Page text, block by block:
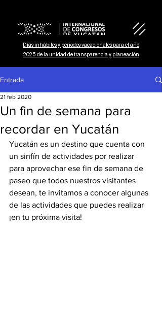
Días inhábiles y periodos vacacionales para el año
2025 de la unidad de transparencia y planeación
Entrada
Un fin de semana para
recordar en Yucatán
21 feb 2020
Yucatán es un destino que cuenta con
un sinfín de actividades por realizar
para aprovechar ese fin de semana de
paseo que todos nuestros visitantes
desean, te invitamos a conocer algunas
de las actividades que puedes realizar
¡en tu próxima visita!